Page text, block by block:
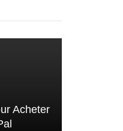
Acheter